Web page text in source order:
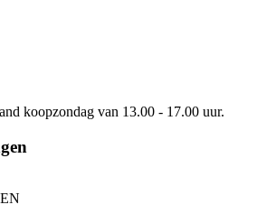
koopzondag van 13.00 - 17.00 uur.